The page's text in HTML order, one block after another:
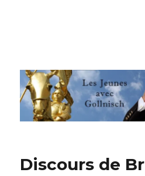
Les jeunes avec
Discours de